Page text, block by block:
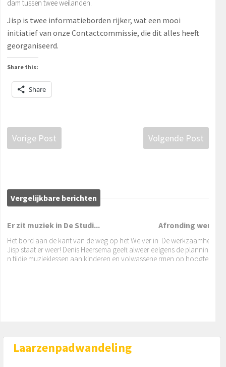
dam tussen twee weilanden.
Jisp is twee informatieborden rijker, wat een mooi
initiatief van onze Contactcommissie, die dit alles heeft
georganiseerd.
Share this:
Share
Vorige Post Volgende Post
Vergelijkbare berichten
Er zit muziek in De Studi...
Het bord aan de kant van de weg op het Weiver in
Jisp staat er weer! Denis Heersema geeft alweer ee
n tijdje muzieklessen aan kinderen en volwassene
Afronding
De werkzaamheden
lgens de planning.
rmen op hoogte
Laarzenpadwandeling